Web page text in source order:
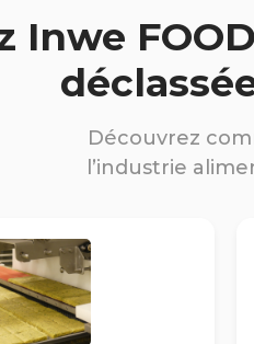
Inwe
Découvrez
l’industrie